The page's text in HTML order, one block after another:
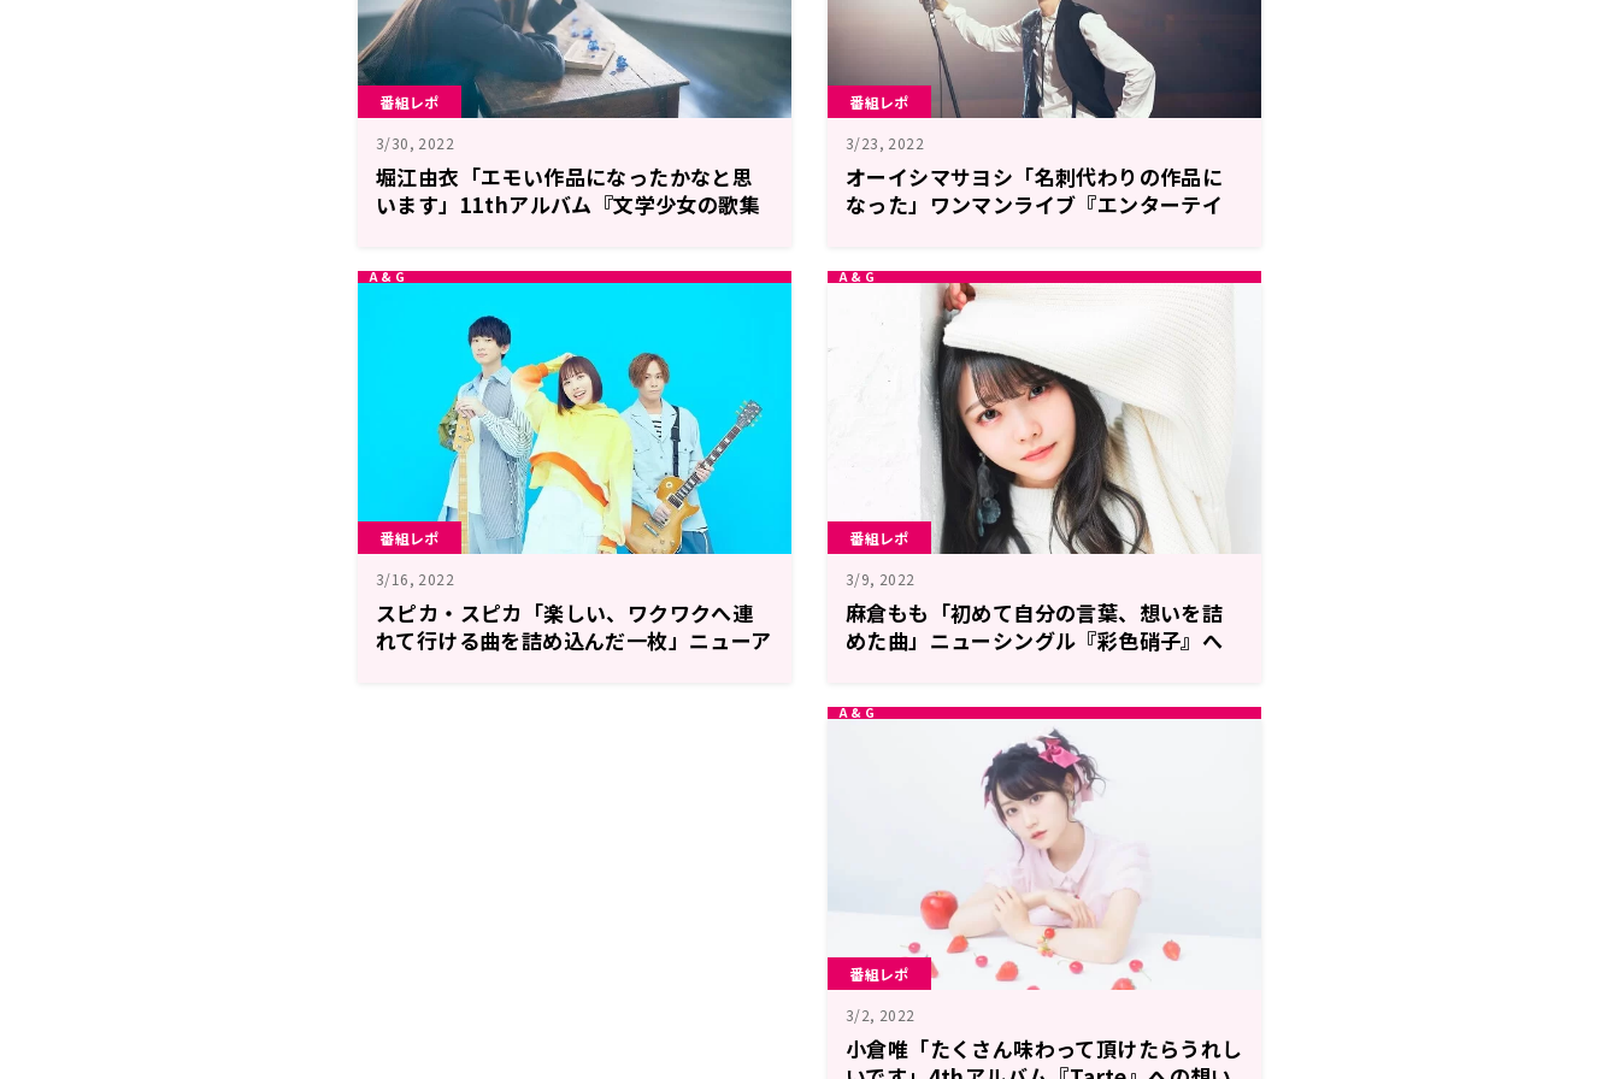
番組レポ
3/30, 2022
堀江由衣「エモい作品になったかなと思
います」11thアルバム『文学少女の歌集
番組レポ
3/23, 2022
オーイシマサヨシ「名刺代わりの作品に
なった」ワンマンライブ『エンターテイ
番組レポ
3/16, 2022
スピカ・スピカ「楽しい、ワクワクへ連
れて行ける曲を詰め込んだ一枚」ニューア
番組レポ
3/9, 2022
麻倉もも「初めて自分の言葉、想いを詰
めた曲」ニューシングル『彩色硝子』へ
番組レポ
3/2, 2022
小倉唯「たくさん味わって頂けたらうれし